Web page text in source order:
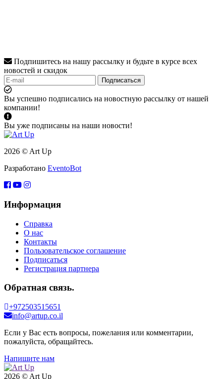
Подпишитесь на нашу рассылку и будьте в курсе всех
новостей и скидок
Подписаться
Вы успешно подписались на новостную рассылку от нашей
компании!
Вы уже подписаны на наши новости!
2026 © Art Up
Разработано EventoBot
Информация
Справка
О нас
Контакты
Пользовательское соглашение
Подписаться
Регистрация партнера
Обратная связь.
+972503515651
info@artup.co.il
Если у Вас есть вопросы, пожелания или комментарии,
пожалуйста, обращайтесь.
Напишите нам
2026 © Art Up